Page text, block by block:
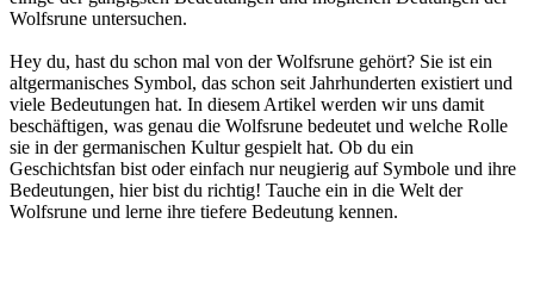
Wolfsrune untersuchen.
Hey du, hast du schon ⁢mal von der Wolfsrune gehört? Sie ⁤ist ‍ein
altgermanisches Symbol, das schon seit Jahrhunderten existiert und ​
viele Bedeutungen ⁣hat. In diesem Artikel ⁤werden wir uns damit
beschäftigen, was ⁢genau die Wolfsrune bedeutet ‌und welche⁣ Rolle
‍sie in⁤ der germanischen Kultur⁣ gespielt hat. Ob du ein
Geschichtsfan bist ⁤oder einfach nur neugierig ⁢auf Symbole und ihre
Bedeutungen, hier bist du⁢ richtig! Tauche ein⁤ in die Welt‌ der
Wolfsrune und‌ lerne ihre tiefere⁢ Bedeutung ​kennen.